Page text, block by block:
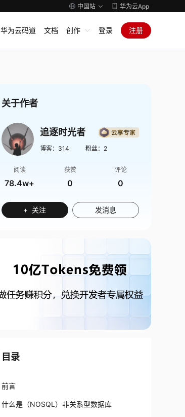
中国站 华为云App
华为云码道 文档 创作 登录 注册
关于作者
追逐时光者
博客： 314 粉丝： 2
阅读
78.4w+
获赞
0
评论
0
+ 关注 发消息
目录
前言
什么是（NOSQL）非关系型数据库